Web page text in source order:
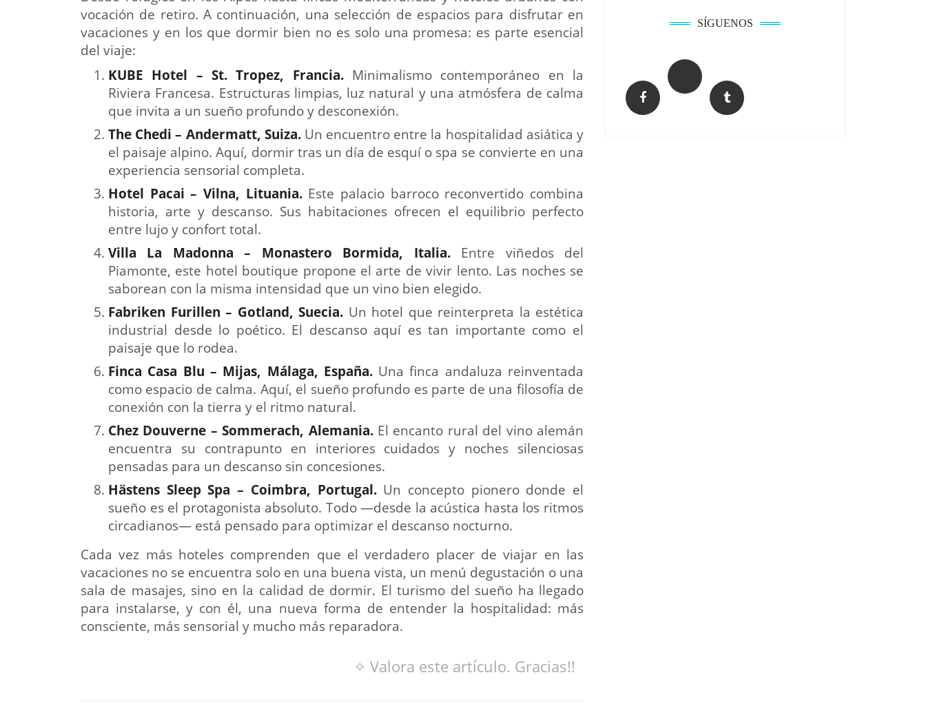
vocación de retiro. A continuación, una selección de espacios para disfrutar en
vacaciones y en los que dormir bien no es solo una promesa: es parte esencial
del viaje:
KUBE Hotel – St. Tropez, Francia. Minimalismo contemporáneo en la
Riviera Francesa. Estructuras limpias, luz natural y una atmósfera de calma
que invita a un sueño profundo y desconexión.
The Chedi – Andermatt, Suiza. Un encuentro entre la hospitalidad asiática y
el paisaje alpino. Aquí, dormir tras un día de esquí o spa se convierte en una
experiencia sensorial completa.
Hotel Pacai – Vilna, Lituania. Este palacio barroco reconvertido combina
historia, arte y descanso. Sus habitaciones ofrecen el equilibrio perfecto
entre lujo y confort total.
Villa La Madonna – Monastero Bormida, Italia. Entre viñedos del
Piamonte, este hotel boutique propone el arte de vivir lento. Las noches se
saborean con la misma intensidad que un vino bien elegido.
Fabriken Furillen – Gotland, Suecia. Un hotel que reinterpreta la estética
industrial desde lo poético. El descanso aquí es tan importante como el
paisaje que lo rodea.
Finca Casa Blu – Mijas, Málaga, España. Una finca andaluza reinventada
como espacio de calma. Aquí, el sueño profundo es parte de una filosofía de
conexión con la tierra y el ritmo natural.
Chez Douverne –Sommerach, Alemania. El encanto rural del vino alemán
encuentra su contrapunto en interiores cuidados y noches silenciosas
pensadas para un descanso sin concesiones.
Hästens Sleep Spa – Coimbra, Portugal. Un concepto pionero donde el
sueño es el protagonista absoluto. Todo —desde la acústica hasta los ritmos
circadianos— está pensado para optimizar el descanso nocturno.
Cada vez más hoteles comprenden que el verdadero placer de viajar en las
vacaciones no se encuentra solo en una buena vista, un menú degustación o una
sala de masajes, sino en la calidad de dormir. El turismo del sueño ha llegado
para instalarse, y con él, una nueva forma de entender la hospitalidad: más
consciente, más sensorial y mucho más reparadora.
✧ Valora este artículo. Gracias!!
SÍGUENOS